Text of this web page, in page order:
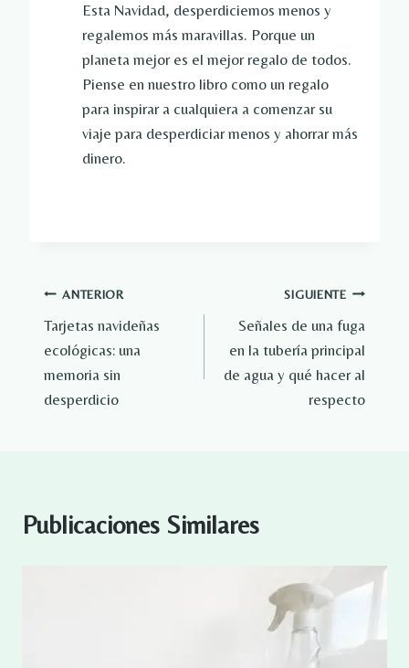
Esta Navidad, desperdiciemos menos y
regalemos más maravillas. Porque un
planeta mejor es el mejor regalo de todos.
Piense en nuestro libro como un regalo
para inspirar a cualquiera a comenzar su
viaje para desperdiciar menos y ahorrar más
dinero.
Navegación
de
entradas
ANTERIOR
Tarjetas navideñas
ecológicas: una
memoria sin
desperdicio
SIGUIENTE
Señales de una fuga
en la tubería principal
de agua y qué hacer al
respecto
Publicaciones Similares